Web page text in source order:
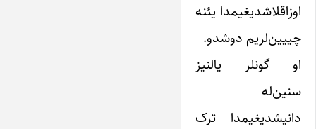
اوزاقلاشدیغیمدا یئنه
چییین‌لریم دوشدو.
او گونلر یالنیز
سنین‌له
دانیشدیغیمدا ترک